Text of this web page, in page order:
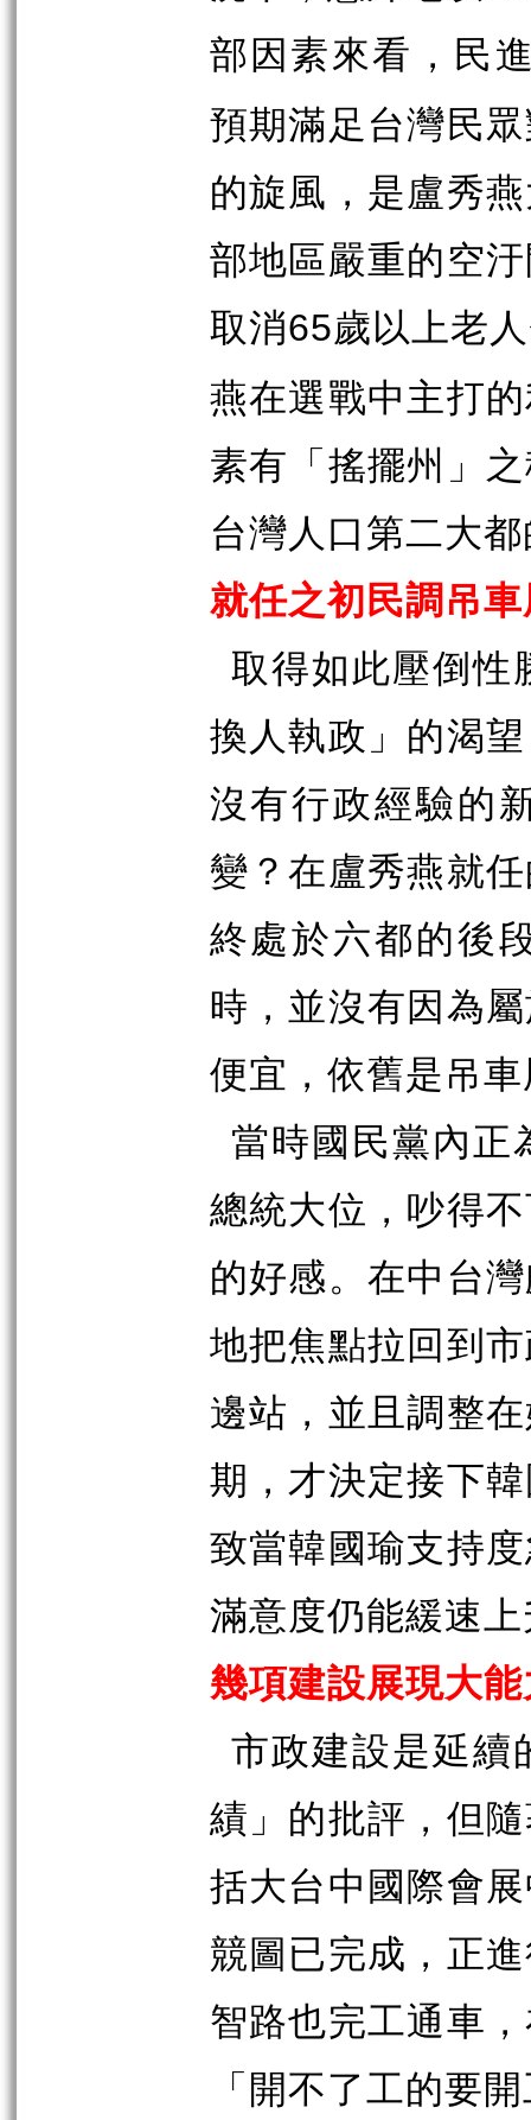
部因素來看，民
預期滿足台灣民
的旋風，是盧秀
部地區嚴重的空
取消65歲以上老
燕在選戰中主打
素有「搖擺州」
台灣人口第二大
就任之初民調吊
取得如此壓倒性
換人執政」的渴
沒有行政經驗的
變？在盧秀燕就
終處於六都的後
時，並沒有因為
便宜，依舊是吊
當時國民黨內正
總統大位，吵得
的好感。在中台
地把焦點拉回到
邊站，並且調整
期，才決定接下
致當韓國瑜支持
滿意度仍能緩速
幾項建設展現大
市政建設是延續
績」的批評，但
括大台中國際會
競圖已完成，正
智路也完工通車
「開不了工的要